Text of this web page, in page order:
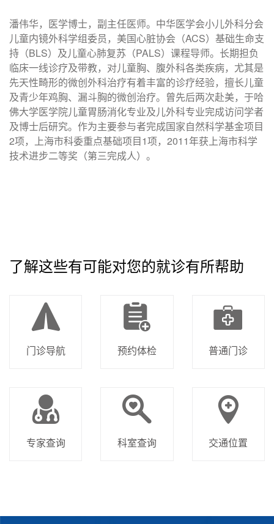
潘伟华，医学博士，副主任医师。中华医学会小儿外科分会
儿童内镜外科学组委员，美国心脏协会（ACS）基础生命支
持（BLS）及儿童心肺复苏（PALS）课程导师。长期担负
临床一线诊疗及带教，对儿童胸、腹外科各类疾病，尤其是
先天性畸形的微创外科治疗有着丰富的诊疗经验，擅长儿童
及青少年鸡胸、漏斗胸的微创治疗。曾先后两次赴美，于哈
佛大学医学院儿童胃肠消化专业及儿外科专业完成访问学者
及博士后研究。作为主要参与者完成国家自然科学基金项目
2项，上海市科委重点基础项目1项，2011年获上海市科学
技术进步二等奖（第三完成人）。
了解这些有可能对您的就诊有所帮助
门诊导航 预约体检 普通门诊
专家查询 科室查询 交通位置